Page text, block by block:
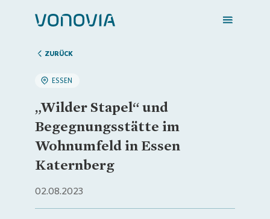
Zuhause finden
Mein Zuhause
Meine Stadt
ZURÜCK
ESSEN
„Wilder Stapel“ und
Begegnungsstätte im
Wohnumfeld in Essen
Katernberg
02.08.2023